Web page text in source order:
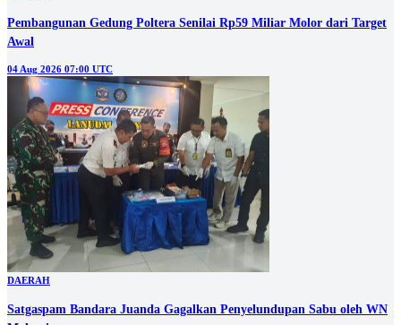
Pembangunan Gedung Poltera Senilai Rp59 Miliar Molor dari Target
Awal
04 Aug 2026 07:00 UTC
DAERAH
Satgaspam Bandara Juanda Gagalkan Penyelundupan Sabu oleh WN